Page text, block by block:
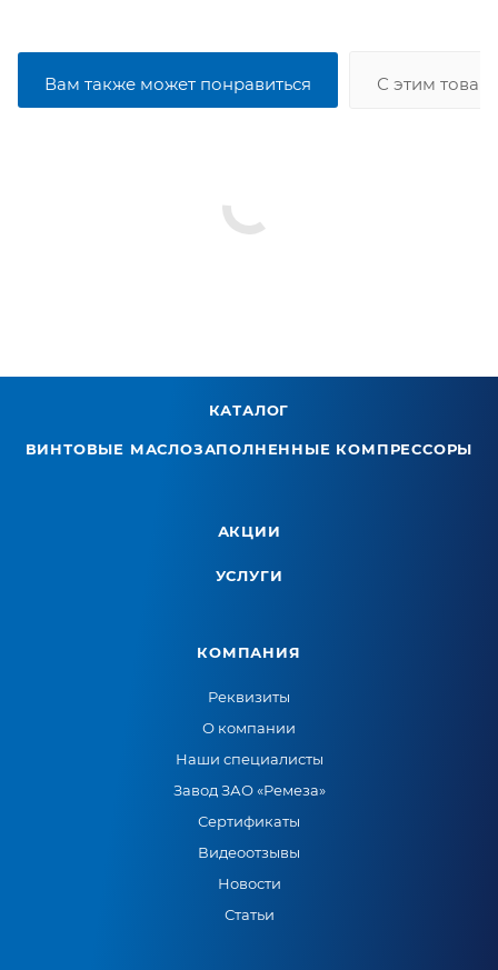
Вам также может понравиться С этим
КАТАЛОГ
ВИНТОВЫЕ МАСЛОЗАПОЛНЕННЫЕ КОМПРЕССОРЫ
АКЦИИ
УСЛУГИ
КОМПАНИЯ
Реквизиты
О компании
Наши специалисты
Завод ЗАО «Ремеза»
Сертификаты
Видеоотзывы
Новости
Статьи